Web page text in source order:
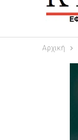
Αρχική